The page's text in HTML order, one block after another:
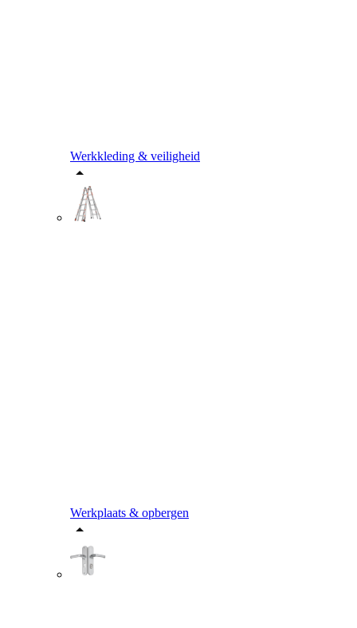
Werkkleding & veiligheid
Werkplaats & opbergen